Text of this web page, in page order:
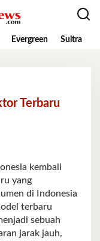
Evergreen Sultra
Terbaru
kembali
yang
di Indonesia
terbaru
sebuah
jarak jauh,